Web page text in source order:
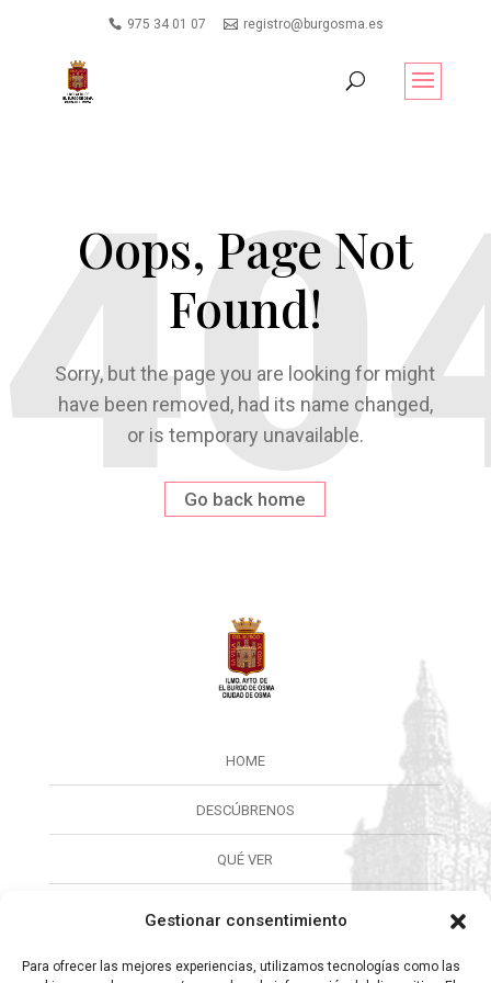
Gestionar consentimiento
Para ofrecer las mejores experiencias, utilizamos tecnologías como las
975 34 01 07 registro@burgosma.es
Oops, Page Not
Found!
Sorry, but the page you are looking for might
have been removed, had its name changed,
or is temporary unavailable.
Go back home
HOME
DESCÚBRENOS
QUÉ VER
CALENDARIO